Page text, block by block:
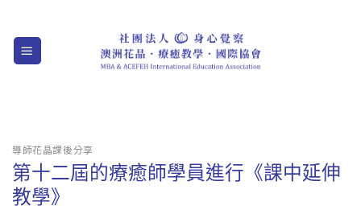
content
導師花晶課後分享
第十二屆的療癒師學員進行《課中延伸
教學》